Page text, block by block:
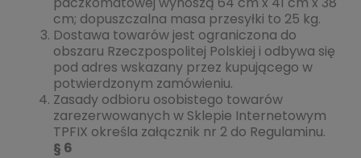
cm; dopuszczalna masa przesyłki to 25 kg.
Dostawa towarów jest ograniczona do
obszaru Rzeczpospolitej Polskiej i odbywa się
pod adres wskazany przez kupującego w
potwierdzonym zamówieniu.
Zasady odbioru osobistego towarów
zarezerwowanych w Sklepie Internetowym
TPFIX określa załącznik nr 2 do Regulaminu.
§ 6